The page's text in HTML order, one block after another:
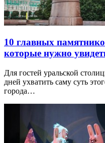
10 главных
которые нужно
Для гостей уральской
дней ухватить саму суть
города…